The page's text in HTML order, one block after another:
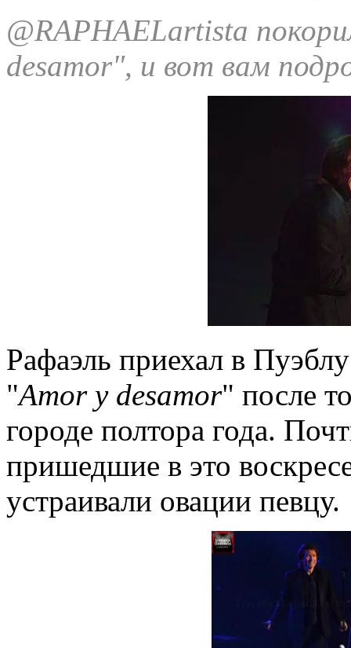
@RAPHAELartista
desamor", и вот вам
Рафаэль приехал в
"Amor y desamor" после
городе полтора года.
пришедшие в это
устраивали овации певцу.